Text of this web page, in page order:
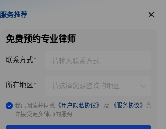
服务推荐
服务推荐
免费预约专业律师
联系方式
所在地区
我已阅读并同意 《用户隐私协议》 及 《服务协议》 允
许接受更多律师的服务